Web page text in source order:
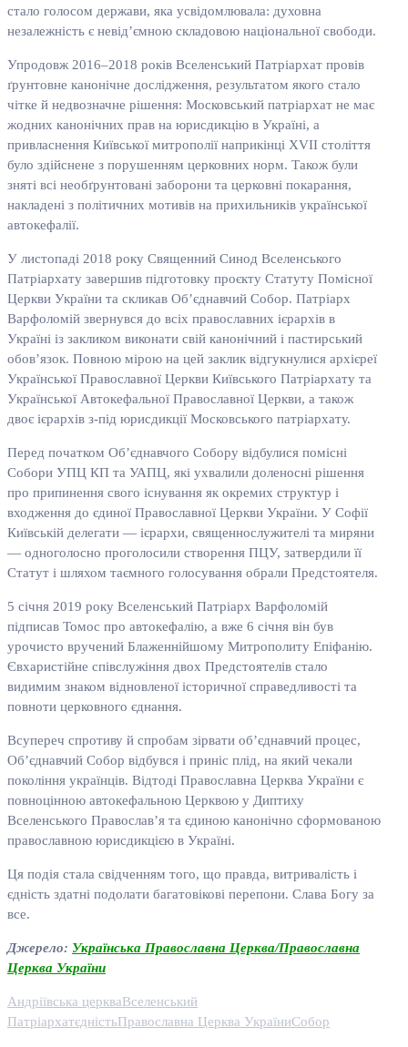
стало голосом держави, яка усвідомлювала: духовна
незалежність є невід’ємною складовою національної свободи.
Упродовж 2016–2018 років Вселенський Патріархат провів
ґрунтовне канонічне дослідження, результатом якого стало
чітке й недвозначне рішення: Московський патріархат не має
жодних канонічних прав на юрисдикцію в Україні, а
привласнення Київської митрополії наприкінці XVII століття
було здійснене з порушенням церковних норм. Також були
зняті всі необґрунтовані заборони та церковні покарання,
накладені з політичних мотивів на прихильників української
автокефалії.
У листопаді 2018 року Священний Синод Вселенського
Патріархату завершив підготовку проєкту Статуту Помісної
Церкви України та скликав Об’єднавчий Собор. Патріарх
Варфоломій звернувся до всіх православних ієрархів в
Україні із закликом виконати свій канонічний і пастирський
обов’язок. Повною мірою на цей заклик відгукнулися архієреї
Української Православної Церкви Київського Патріархату та
Української Автокефальної Православної Церкви, а також
двоє ієрархів з-під юрисдикції Московського патріархату.
Перед початком Об’єднавчого Собору відбулися помісні
Собори УПЦ КП та УАПЦ, які ухвалили доленосні рішення
про припинення свого існування як окремих структур і
входження до єдиної Православної Церкви України. У Софії
Київській делегати — ієрархи, священнослужителі та миряни
— одноголосно проголосили створення ПЦУ, затвердили її
Статут і шляхом таємного голосування обрали Предстоятеля.
5 січня 2019 року Вселенський Патріарх Варфоломій
підписав Томос про автокефалію, а вже 6 січня він був
урочисто вручений Блаженнійшому Митрополиту Епіфанію.
Євхаристійне співслужіння двох Предстоятелів стало
видимим знаком відновленої історичної справедливості та
повноти церковного єднання.
Всупереч спротиву й спробам зірвати об’єднавчий процес,
Об’єднавчий Собор відбувся і приніс плід, на який чекали
покоління українців. Відтоді Православна Церква України є
повноцінною автокефальною Церквою у Диптиху
Вселенського Православ’я та єдиною канонічно сформованою
православною юрисдикцією в Україні.
Ця подія стала свідченням того, що правда, витривалість і
єдність здатні подолати багатовікові перепони. Слава Богу за
все.
Джерело: Українська Православна Церква/Православна
Церква України
Андріївська церкваВселенський
ПатріархатєдністьПравославна Церква УкраїниСобор